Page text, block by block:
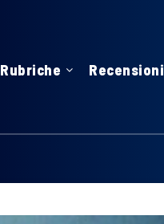
Rubriche Recensioni